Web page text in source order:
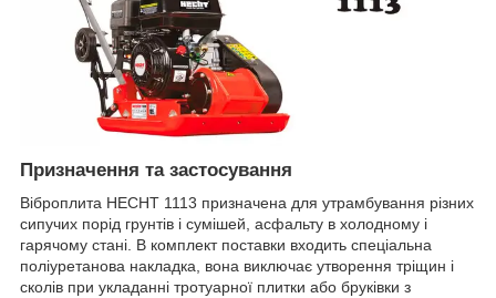
Призначення та застосування
Віброплита HECHT 1113 призначена для утрамбування різних
сипучих порід грунтів і сумішей, асфальту в холодному і
гарячому стані. В комплект поставки входить спеціальна
поліуретанова накладка, вона виключає утворення тріщин і
сколів при укладанні тротуарної плитки або бруківки з